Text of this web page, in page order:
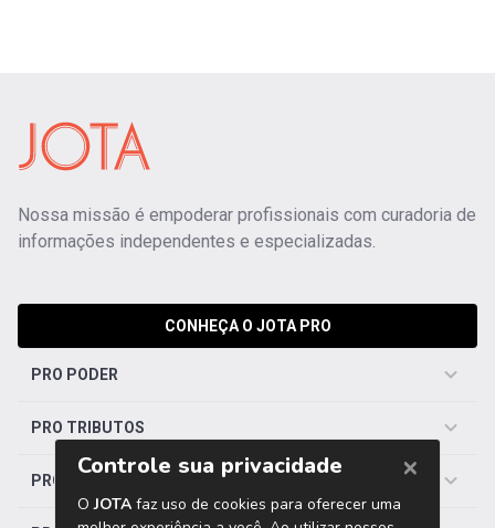
Nossa missão é empoderar profissionais com curadoria de
informações independentes e especializadas.
CONHEÇA O JOTA PRO
PRO PODER
PRO TRIBUTOS
PRO TRABALHISTA